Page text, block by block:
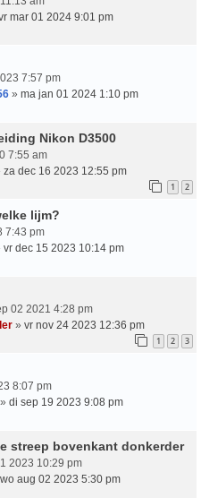
mar 01 2024 9:01 pm
7:57 pm
» ma jan 01 2024 1:10 pm
Nikon D3500
7:55 am
za dec 16 2023 12:55 pm
1 2
lijm?
7:43 pm
vr dec 15 2023 10:14 pm
02 2021 4:28 pm
» vr nov 24 2023 12:36 pm
1 2 3
8:07 pm
» di sep 19 2023 9:08 pm
streep bovenkant donkerder
2023 10:29 pm
wo aug 02 2023 5:30 pm